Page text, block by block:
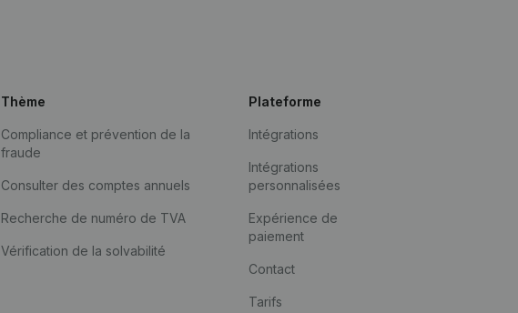
Thème
Compliance et prévention de la
fraude
Consulter des comptes annuels
Recherche de numéro de TVA
Vérification de la solvabilité
Plateforme
Intégrations
Intégrations
personnalisées
Expérience de
paiement
Contact
Tarifs